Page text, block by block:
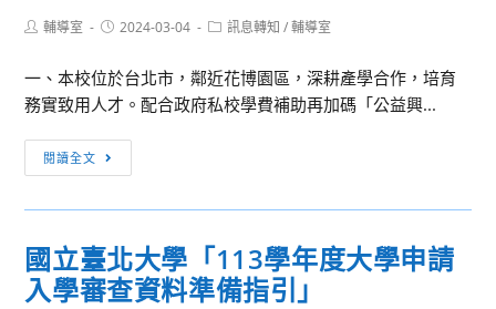
Post輔導室
Post2024-03-04
Post訊息轉知 / 輔導室
一、本校位於台北市，鄰近花博園區，深耕產學合作，培育
務實致用人才。配合政府私校學費補助再加碼「公益興...
閱讀全文
息
轉
大
同
國立臺北大學「113學年度大學申請
入學審查資料準備指引」